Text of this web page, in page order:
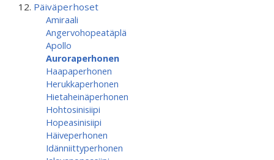
Päiväperhoset
Amiraali
Angervohopeatäplä
Apollo
Auroraperhonen
Haapaperhonen
Herukkaperhonen
Hietaheinäperhonen
Hohtosinisiipi
Hopeasinisiipi
Häiveperhonen
Idänniittyperhonen